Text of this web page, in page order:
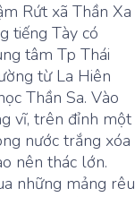
Rứt xã Thần Xa
tiếng Tày có
tâm Tp Thái
từ La Hiên
Thần Sa. Vào
vĩ, trên đỉnh một
nước trắng xóa
nên thác lớn.
những mảng rêu